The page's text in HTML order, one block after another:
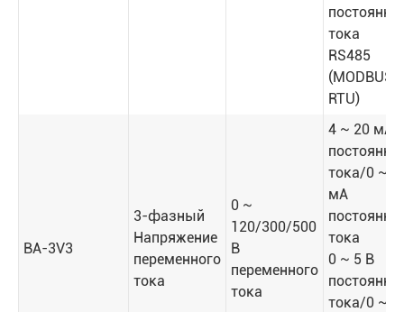
тока
RS485
(MODBUS-
RTU)
BA-3V3
3-фазный
Напряжение
переменного
тока
0 ~
120/300/500
В
переменного
тока
4 ~ 20 мА
тока/0 ~
мА
тока
0 ~ 5 В
тока/0 ~